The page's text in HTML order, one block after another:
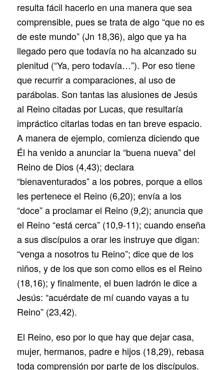
resulta fácil hacerlo en una manera que sea
comprensible, pues se trata de algo “que no es
de este mundo” (Jn 18,36), algo que ya ha
llegado pero que todavía no ha alcanzado su
plenitud (“Ya, pero todavía…”). Por eso tiene
que recurrir a comparaciones, al uso de
parábolas. Son tantas las alusiones de Jesús
al Reino citadas por Lucas, que resultaría
impráctico citarlas todas en tan breve espacio.
A manera de ejemplo, comienza diciendo que
Él ha venido a anunciar la “buena nueva” del
Reino de Dios (4,43); declara
“bienaventurados” a los pobres, porque a ellos
les pertenece el Reino (6,20); envía a los
“doce” a proclamar el Reino (9,2); anuncia que
el Reino “está cerca” (10,9-11); cuando enseña
a sus discípulos a orar les instruye que digan:
“venga a nosotros tu Reino”; dice que de los
niños, y de los que son como ellos es el Reino
(18,16); y finalmente, el buen ladrón le dice a
Jesús: “acuérdate de mí cuando vayas a tu
Reino” (23,42).
El Reino, eso por lo que hay que dejar casa,
mujer, hermanos, padre e hijos (18,29), rebasa
toda comprensión por parte de los discípulos.